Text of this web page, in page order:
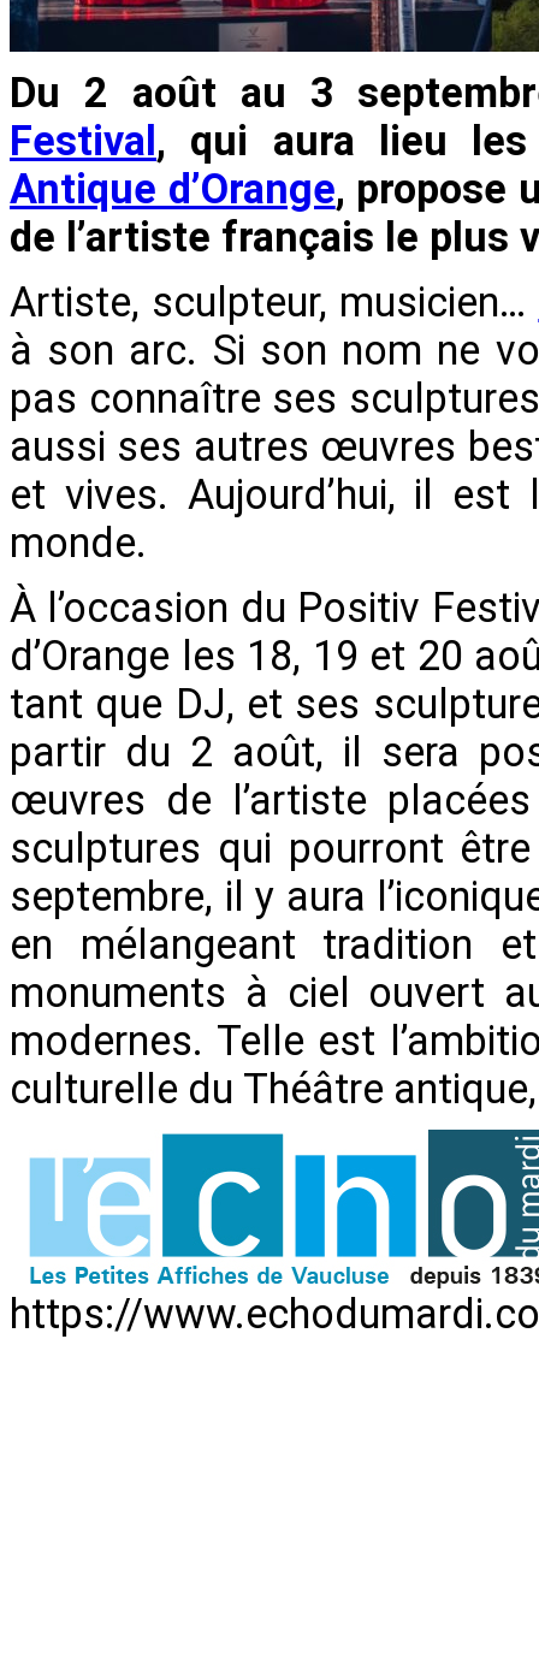
Du 2 août au 3
Festival, qui aura lieu
Antique d’Orange, propose
de l’artiste français le plus
Artiste, sculpteur, musicien…
à son arc. Si son nom ne
pas connaître ses
aussi ses autres œuvres
et vives. Aujourd’hui, il
monde.
À l’occasion du Positiv
d’Orange les 18, 19 et 20
tant que DJ, et ses
partir du 2 août, il sera
œuvres de l’artiste
sculptures qui pourront
septembre, il y aura
en mélangeant tradition
monuments à ciel ouvert
modernes. Telle est
culturelle du Théâtre
https://